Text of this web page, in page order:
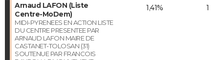
Arnaud LAFON (Liste
Centre-MoDem)
MIDI-PYRENEES EN ACTION LISTE
DU CENTRE PRESENTEE PAR
ARNAUD LAFON MAIRE DE
CASTANET-TOLOSAN (31)
SOUTENUE PAR FRANCOIS
1,41% 1